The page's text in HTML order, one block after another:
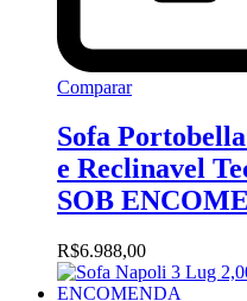
Comparar
Sofa
e Reclinavel
SOB
R$6.988,00